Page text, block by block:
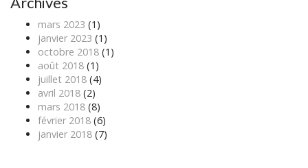
o
mars 2023 (1)
janvier 2023 (1)
octobre 2018 (1)
août 2018 (1)
juillet 2018 (4)
avril 2018 (2)
mars 2018 (8)
février 2018 (6)
janvier 2018 (7)